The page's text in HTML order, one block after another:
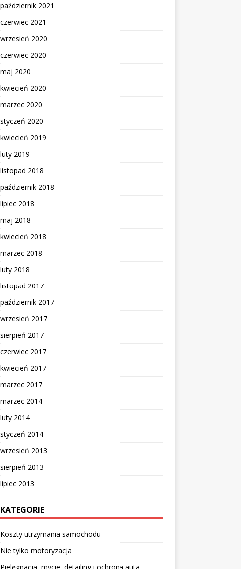
październik 2021
czerwiec 2021
wrzesień 2020
czerwiec 2020
maj 2020
kwiecień 2020
marzec 2020
styczeń 2020
kwiecień 2019
luty 2019
listopad 2018
październik 2018
lipiec 2018
maj 2018
kwiecień 2018
marzec 2018
luty 2018
listopad 2017
październik 2017
wrzesień 2017
sierpień 2017
czerwiec 2017
kwiecień 2017
marzec 2017
marzec 2014
luty 2014
styczeń 2014
wrzesień 2013
sierpień 2013
lipiec 2013
KATEGORIE
Koszty utrzymania samochodu
Nie tylko motoryzacja
Pielęgnacja, mycie, detailing i ochrona auta